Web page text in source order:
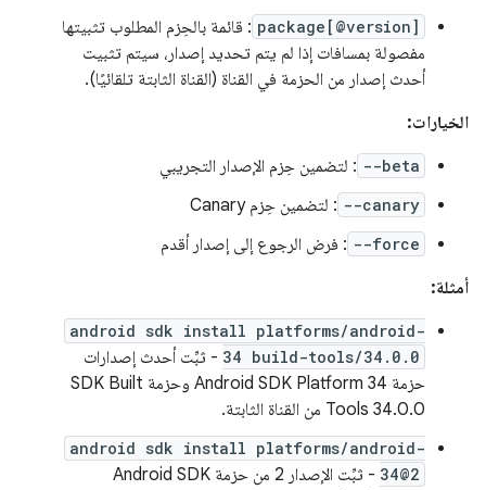
package[@version] : قائمة بالحِزم المطلوب تثبيتها
مفصولة بمسافات إذا لم يتم تحديد إصدار، سيتم تثبيت
أحدث إصدار من الحزمة في القناة (القناة الثابتة تلقائيًا).
الخيارات:
--beta : لتضمين حِزم الإصدار التجريبي
--canary : لتضمين حِزم Canary
--force : فرض الرجوع إلى إصدار أقدم
أمثلة:
android sdk install platforms/android-
34 build-tools/34.0.0 - ثبِّت أحدث إصدارات
حزمة Android SDK Platform 34 وحزمة SDK Built
Tools 34.0.0 من القناة الثابتة.
android sdk install platforms/android-
34@2
- ثبِّت الإصدار 2 من حزمة Android SDK